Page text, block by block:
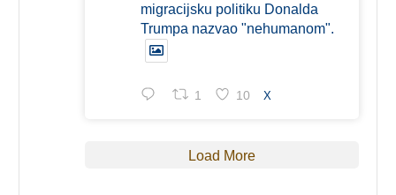
migracijsku politiku Donalda
Trumpa nazvao "nehumanom".
1 10 X
Load More